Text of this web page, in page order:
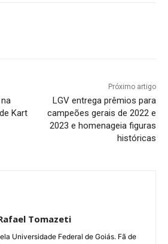
Kart
Próximo artigo
LGV entrega prêmios para
campeões gerais de 2022 e
2023 e homenageia figuras
históricas
Tomazeti
Universidade Federal de Goiás. Fã de